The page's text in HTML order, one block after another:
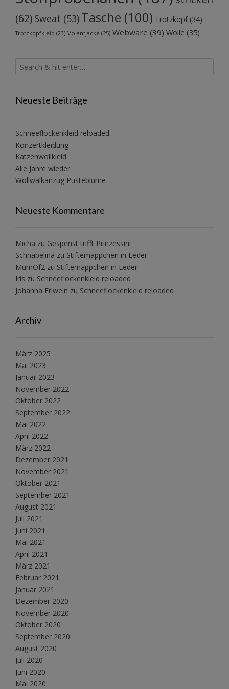
(62) Sweat (53) Tasche (100) Trotzkopf(34)
Trotzkopfkleid (23) Volantjacke (25) Webware (39) Wolle (35)
Neueste Beiträge
Schneeflockenkleid reloaded
Konzertkleidung
Katzenwollkleid
Alle Jahre wieder…
Wollwalkanzug Pusteblume
Neueste Kommentare
Micha zu Gespenst trifft Prinzessin!
Schnabelina zu Stiftemäppchen in Leder
MumOf2 zu Stiftemäppchen in Leder
Iris zu Schneeflockenkleid reloaded
Johanna Erlwein zu Schneeflockenkleid reloaded
Archiv
März 2025
Mai 2023
Januar 2023
November 2022
Oktober 2022
September 2022
Mai 2022
April 2022
März 2022
Dezember 2021
November 2021
Oktober 2021
September 2021
August 2021
Juli 2021
Juni 2021
Mai 2021
April 2021
März 2021
Februar 2021
Januar 2021
Dezember 2020
November 2020
Oktober 2020
September 2020
August 2020
Juli 2020
Juni 2020
Mai 2020